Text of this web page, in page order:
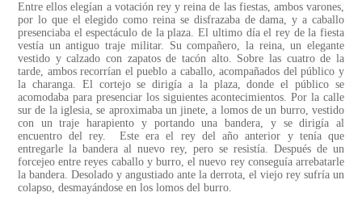
Entre ellos elegían a votación rey y reina de las fiestas, ambos varones,
por lo que el elegido como reina se disfrazaba de dama, y a caballo
presenciaba el espectáculo de la plaza. El ultimo día el rey de la fiesta
vestía un antiguo traje militar. Su compañero, la reina, un elegante
vestido y calzado con zapatos de tacón alto. Sobre las cuatro de la
tarde, ambos recorrían el pueblo a caballo, acompañados del público y
la charanga. El cortejo se dirigía a la plaza, donde el público se
acomodaba para presenciar los siguientes acontecimientos. Por la calle
sur de la iglesia, se aproximaba un jinete, a lomos de un burro, vestido
con un traje harapiento y portando una bandera, y se dirigía al
encuentro del rey. Este era el rey del año anterior y tenía que
entregarle la bandera al nuevo rey, pero se resistía. Después de un
forcejeo entre reyes caballo y burro, el nuevo rey conseguía arrebatarle
la bandera. Desolado y angustiado ante la derrota, el viejo rey sufría un
colapso, desmayándose en los lomos del burro.